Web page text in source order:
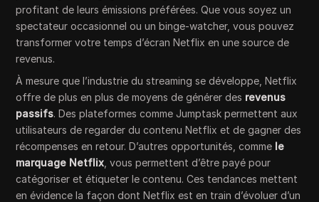
profitant de leurs émissions préférées. Que vous soyez un
spectateur occasionnel ou un binge-watcher, vous pouvez
transformer votre temps d’écran Netflix en une source de
revenus.
À mesure que l’industrie du streaming se développe, Netflix
offre de plus en plus de moyens de générer des revenus
passifs. Des plateformes comme Jumptask permettent aux
utilisateurs de regarder du contenu Netflix et de gagner des
récompenses en retour. D’autres opportunités, comme le
marquage Netflix , vous permettent d’être payé pour
catégoriser et étiqueter le contenu. Ces tendances mettent
en évidence la façon dont Netflix est en train d’évoluer d’un